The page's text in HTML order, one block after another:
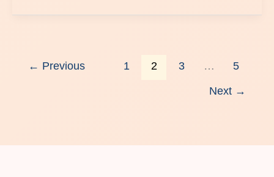
← Previous 1 2 3 … 5
Next →